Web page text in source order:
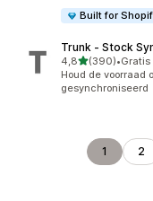
Built for
Trunk ‑ Stock
4,8van 5 sterren
(390)
390 recensies in
•Gratis
Houd de voorraad
gesynchroniseerd
1 2